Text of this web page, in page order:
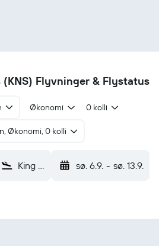
Flyvninger & Flystatus
Økonomi 0 kolli
Økonomi, 0 kolli
King Island (KNS) sø. 6.9. - sø. 13.9.